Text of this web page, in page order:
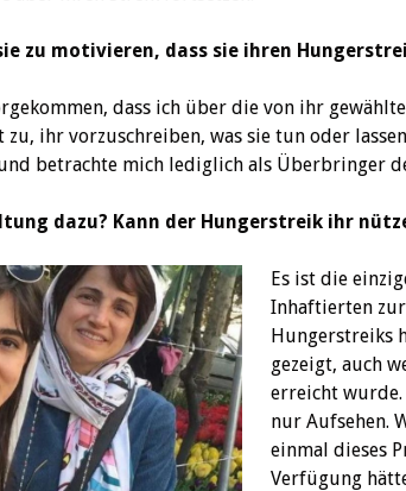
zu motivieren, dass sie ihren
dass ich über die von ihr
zu, ihr vorzuschreiben, was sie tun oder
betrachte mich lediglich als Überbringer
dazu? Kann der Hungerstreik ihr
Es ist die
Inhaftierten
Hungerstreiks
gezeigt, auch
erreicht wurde.
nur Aufsehen.
einmal dieses
Verfügung